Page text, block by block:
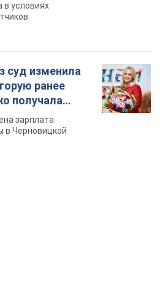
в условиях
суд изменила
ранее
получала
зарплата
в Черновицкой